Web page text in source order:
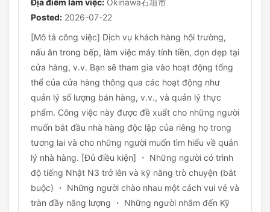
Địa điểm làm việc: Okinawa石垣市
Posted: 2026-07-22
[Mô tả công việc] Dịch vụ khách hàng hội trường,
nấu ăn trong bếp, làm việc máy tính tiền, dọn dẹp tại
cửa hàng, v.v. Bạn sẽ tham gia vào hoạt động tổng
thể của cửa hàng thông qua các hoạt động như
quản lý số lượng bán hàng, v.v., và quản lý thực
phẩm. Công việc này được đề xuất cho những người
muốn bắt đầu nhà hàng độc lập của riêng họ trong
tương lai và cho những người muốn tìm hiểu về quản
lý nhà hàng. [Đủ điều kiện] ・ Những người có trình
độ tiếng Nhật N3 trở lên và kỹ năng trò chuyện (bắt
buộc) ・ Những người chào nhau một cách vui vẻ và
tràn đầy năng lượng ・ Những người nhắm đến Kỹ